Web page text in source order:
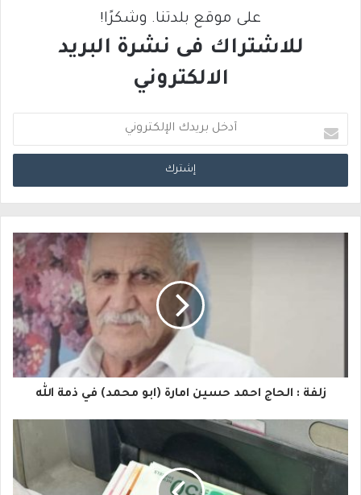
على موقع بلدتنا. وشكرًا!
للاشتراك فى نشرة البريد
الالكتروني
د
خ
ا
إ
ل
زلفة : الحاج احمد حسين امارة (ابو محمد) في ذمة الله